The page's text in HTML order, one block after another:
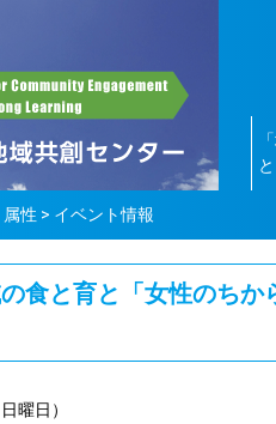
属性 > イベント情報
食と育と「女性のちか
曜日）